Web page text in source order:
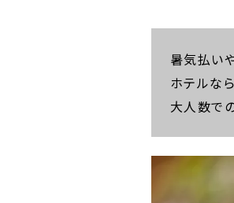
暑気払い
ホテルな
大人数で